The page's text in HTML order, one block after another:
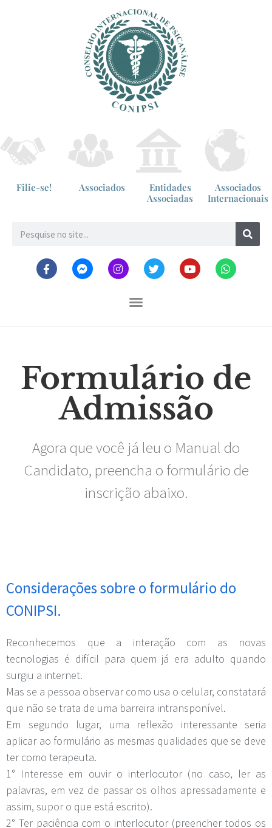
Filie-se! Associados
Entidades
Associadas
Associados
Internacionais
Formulário de
Admissão
Agora que você já leu o Manual do
Candidato, preencha o formulário de
inscrição abaixo.
Considerações sobre o formulário do
CONIPSI.
Reconhecemos que a interação com as novas
tecnologias é difícil para quem já era adulto quando
surgiu a internet.
Mas se a pessoa observar como usa o celular, constatará
que não se trata de uma barreira intransponível.
Em segundo lugar, uma reflexão interessante seria
aplicar ao formulário as mesmas qualidades que se deve
ter como terapeuta.
1° Interesse em ouvir o interlocutor (no caso, ler as
palavras, em vez de passar os olhos apressadamente e
assim, supor o que está escrito).
2° Ter paciência com o interlocutor (preencher todos os